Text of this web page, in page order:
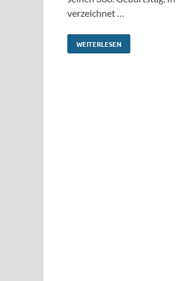
verzeichnet …
WEITERLESEN